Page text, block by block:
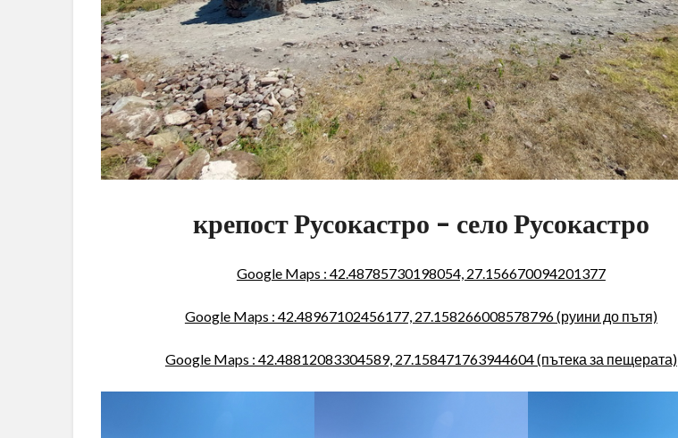
крепост Русокастро – село Русокастро
Google Maps : 42.48785730198054, 27.156670094201377
Google Maps : 42.48967102456177, 27.158266008578796 (руини до пътя)
Google Maps : 42.48812083304589, 27.158471763944604 (пътека за пещерата)